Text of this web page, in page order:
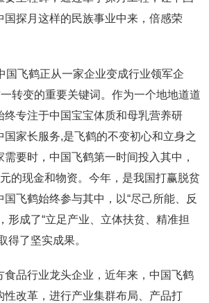
国探月这样的民族事业中来，倍感荣
国飞鹤正从一家企业变成行业领军企
一转变的重要关键词。作为一个地地道道
终专注于中国宝宝体质和母乳营养研
国家长服务,是飞鹤的不变初心和立身之
要时，中国飞鹤第一时间投入其中，
的现金和物资。今年，是我国打赢脱贫
飞鹤始终参与其中，以“尽己所能、反
形成了“立足产业、立体扶贫、精准担
得了坚实成果。
食品行业龙头企业，近年来，中国飞鹤
性改革，进行产业集群布局、产品打